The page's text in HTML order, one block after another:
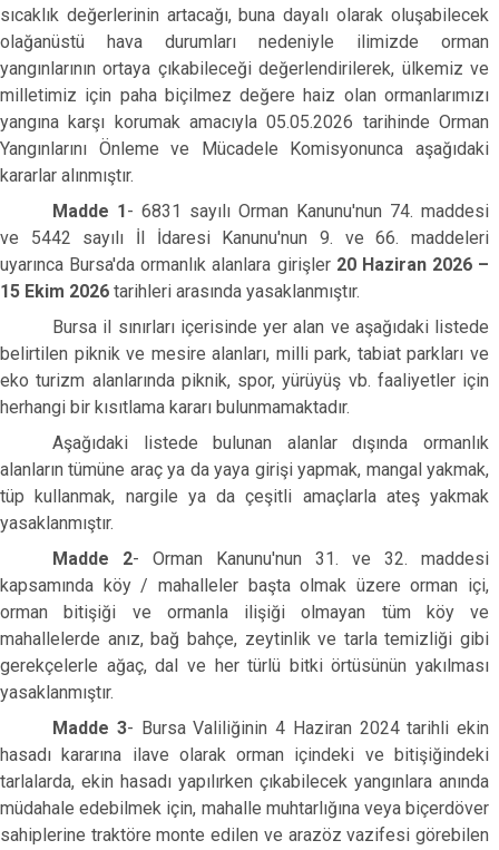
sıcaklık değerlerinin artacağı, buna dayalı olarak oluşabilecek
olağanüstü hava durumları nedeniyle ilimizde orman
yangınlarının ortaya çıkabileceği değerlendirilerek, ülkemiz ve
milletimiz için paha biçilmez değere haiz olan ormanlarımızı
yangına karşı korumak amacıyla 05.05.2026 tarihinde Orman
Yangınlarını Önleme ve Mücadele Komisyonunca aşağıdaki
kararlar alınmıştır.
Madde 1- 6831 sayılı Orman Kanunu'nun 74. maddesi
ve 5442 sayılı İl İdaresi Kanunu'nun 9. ve 66. maddeleri
uyarınca Bursa'da ormanlık alanlara girişler 20 Haziran 2026 –
15 Ekim 2026 tarihleri arasında yasaklanmıştır.
Bursa il sınırları içerisinde yer alan ve aşağıdaki listede
belirtilen piknik ve mesire alanları, milli park, tabiat parkları ve
eko turizm alanlarında piknik, spor, yürüyüş vb. faaliyetler için
herhangi bir kısıtlama kararı bulunmamaktadır.
Aşağıdaki listede bulunan alanlar dışında ormanlık
alanların tümüne araç ya da yaya girişi yapmak, mangal yakmak,
tüp kullanmak, nargile ya da çeşitli amaçlarla ateş yakmak
yasaklanmıştır.
Madde 2- Orman Kanunu'nun 31. ve 32. maddesi
kapsamında köy / mahalleler başta olmak üzere orman içi,
orman bitişiği ve ormanla ilişiği olmayan tüm köy ve
mahallelerde anız, bağ bahçe, zeytinlik ve tarla temizliği gibi
gerekçelerle ağaç, dal ve her türlü bitki örtüsünün yakılması
yasaklanmıştır.
Madde 3- Bursa Valiliğinin 4 Haziran 2024 tarihli ekin
hasadı kararına ilave olarak orman içindeki ve bitişiğindeki
tarlalarda, ekin hasadı yapılırken çıkabilecek yangınlara anında
müdahale edebilmek için, mahalle muhtarlığına veya biçerdöver
sahiplerine traktöre monte edilen ve arazöz vazifesi görebilen